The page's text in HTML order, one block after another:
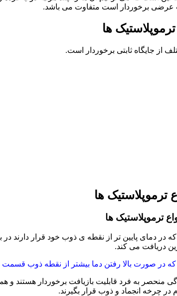
عرضی برخوردار است متفاوت می باشد.
ها
از جایگاه ثابتی برخوردار است.
ترموپلاستیک ها
که در دمای پایین تر از نقطه ی ذوب خود قرار
دریافت می کند.
در صورت بالا رفتن دما بیشتر از نقطه ذوب
منحصر به فرد قابلیت بازیافت برخوردار هستند
چرخه انجماد و ذوب قرار بگیرند.